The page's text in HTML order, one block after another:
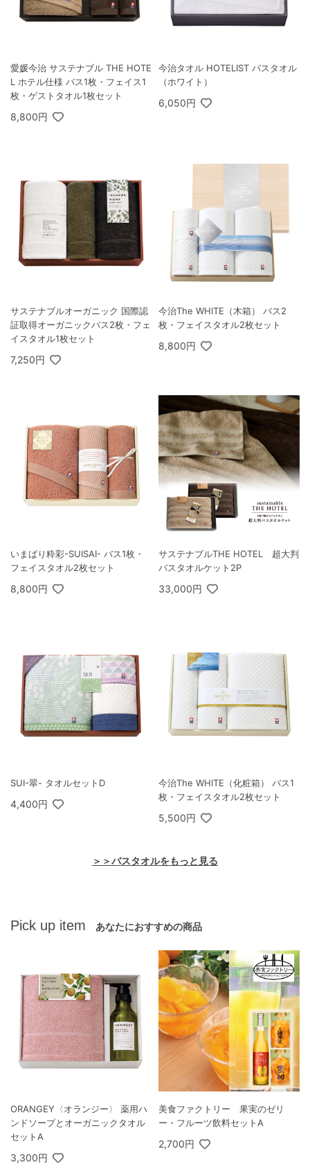
愛媛今治 サステナブル THE HOTE
L ホテル仕様 バス1枚・フェイス1
枚・ゲストタオル1枚セット
8,800円
今治タオル HOTELIST バスタオル
（ホワイト）
6,050円
サステナブルオーガニック 国際認
証取得オーガニックバス2枚・フェ
イスタオル1枚セット
7,250円
今治The WHITE（木箱） バス2
枚・フェイスタオル2枚セット
8,800円
いまばり粋彩-SUISAI- バス1枚・
フェイスタオル2枚セット
8,800円
サステナブルTHE HOTEL 超大判
バスタオルケット2P
33,000円
SUI-翠- タオルセットD
4,400円
今治The WHITE（化粧箱） バス1
枚・フェイスタオル2枚セット
5,500円
＞＞バスタオルをもっと見る
Pick up item あなたにおすすめの商品
ORANGEY〈オランジー〉 薬用ハ
ンドソープとオーガニックタオル
セットA
3,300円
美食ファクトリー 果実のゼリ
ー・フルーツ飲料セットA
2,700円